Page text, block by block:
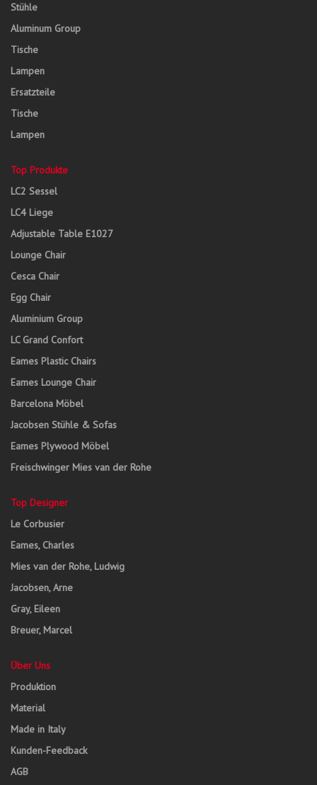
Stühle
Aluminum Group
Tische
Lampen
Ersatzteile
Tische
Lampen
Top Produkte
LC2 Sessel
LC4 Liege
Adjustable Table E1027
Lounge Chair
Cesca Chair
Egg Chair
Aluminium Group
LC Grand Confort
Eames Plastic Chairs
Eames Lounge Chair
Barcelona Möbel
Jacobsen Stühle & Sofas
Eames Plywood Möbel
Freischwinger Mies van der Rohe
Top Designer
Le Corbusier
Eames, Charles
Mies van der Rohe, Ludwig
Jacobsen, Arne
Gray, Eileen
Breuer, Marcel
Über Uns
Produktion
Material
Made in Italy
Kunden-Feedback
AGB